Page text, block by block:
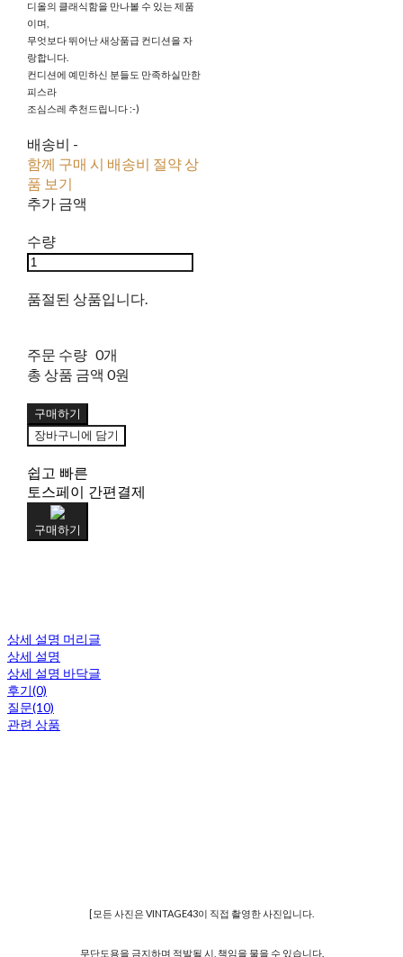
디올의 클래식함을 만나볼 수 있는 제품
이며,
무엇보다 뛰어난 새상품급 컨디션을 자
랑합니다.
컨디션에 예민하신 분들도 만족하실만한
피스라
조심스레 추천드립니다 :-)
배송비 -
함께 구매 시 배송비 절약 상
품 보기
추가 금액
수량
품절된 상품입니다.
주문 수량 0개
총 상품 금액 0원
구매하기
장바구니에 담기
쉽고 빠른
토스페이 간편결제
구매하기
상세 설명 머리글
상세 설명
상세 설명 바닥글
후기(0)
질문(10)
관련 상품
[모든 사진은 VINTAGE43이 직접 촬영한 사진입니다.
무단도용을 금지하며 적발될 시, 책임을 물을 수 있습니다.